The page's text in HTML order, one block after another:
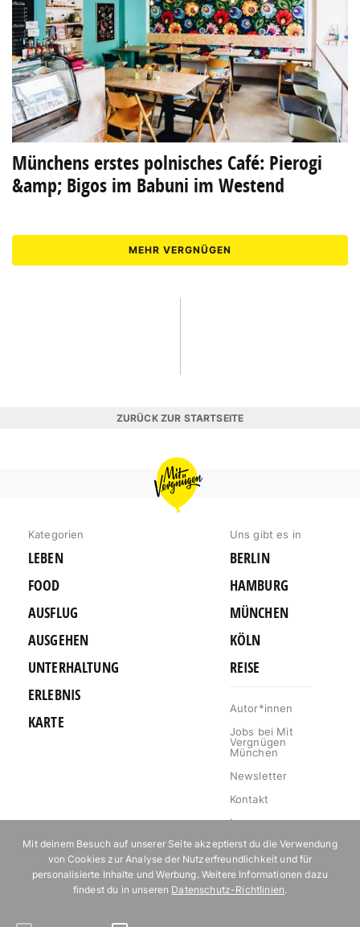
Münchens erstes polnisches Café: Pierogi
&amp; Bigos im Babuni im Westend
MEHR VERGNÜGEN
ZURÜCK ZUR STARTSEITE
MIT
VERGNÜGEN
MÜNCHEN
Kategorien
LEBEN
FOOD
AUSFLUG
AUSGEHEN
UNTERHALTUNG
ERLEBNIS
KARTE
Uns gibt es in
BERLIN
HAMBURG
MÜNCHEN
KÖLN
REISE
Autor*innen
Jobs bei Mit
Vergnügen
München
Newsletter
Kontakt
Impressum
Datenschutz
Mediakit
Events
Mit deinem Besuch auf unserer Seite akzeptierst du die Verwendung
von Cookies zur Analyse der Nutzerfreundlichkeit und für
personalisierte Inhalte und Werbung. Weitere Informationen dazu
findest du in unseren Datenschutz-Richtlinien.